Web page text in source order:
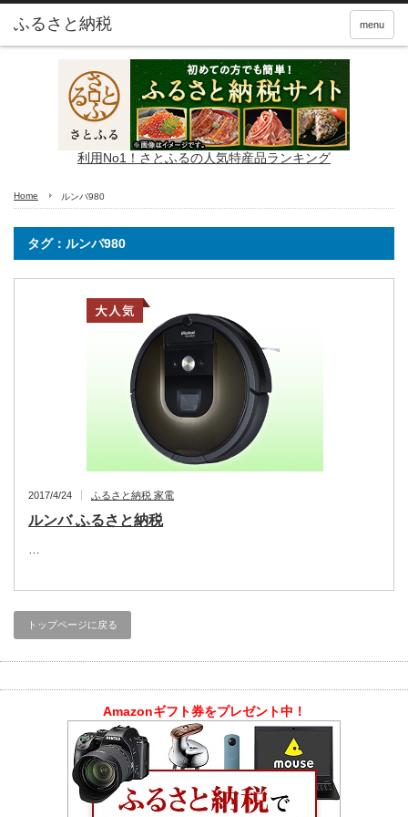
ふるさと納税 menu
利用No1！さとふるの人気特産品ランキング
Home ルンバ980
タグ：ルンバ980
2017/4/24 ふるさと納税 家電
ルンバ ふるさと納税
…
トップページに戻る
Amazonギフト券をプレゼント中！